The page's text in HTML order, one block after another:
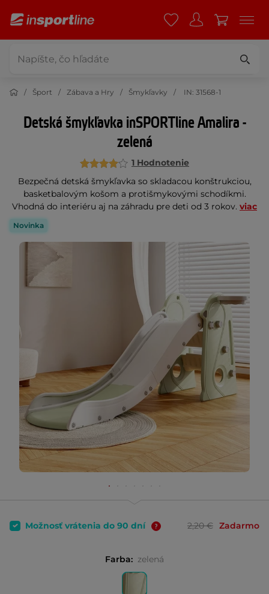
Šport Zábava a Hry Šmykľavky IN: 31568-1
Detská šmykľavka inSPORTline Amalira -
zelená
1 Hodnotenie
Bezpečná detská šmykľavka so skladacou konštrukciou,
basketbalovým košom a protišmykovými schodíkmi.
Vhodná do interiéru aj na záhradu pre deti od 3 rokov. viac
Novinka
Možnosť vrátenia do 90 dní 2,20 € Zadarmo
Farba: zelená